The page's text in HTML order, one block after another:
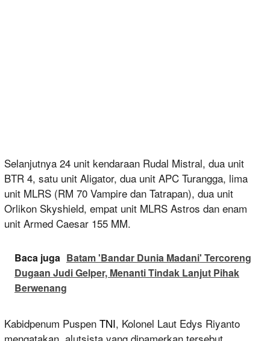
Selanjutnya 24 unit kendaraan Rudal Mistral, dua unit
BTR 4, satu unit Aligator, dua unit APC Turangga, lima
unit MLRS (RM 70 Vampire dan Tatrapan), dua unit
Orlikon Skyshield, empat unit MLRS Astros dan enam
unit Armed Caesar 155 MM.
Baca juga Batam 'Bandar Dunia Madani' Tercoreng
Dugaan Judi Gelper, Menanti Tindak Lanjut Pihak
Berwenang
Kabidpenum Puspen TNI, Kolonel Laut Edys Riyanto